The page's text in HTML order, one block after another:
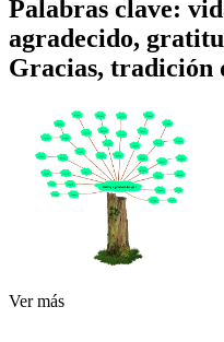
Palabras clave:
agradecido,
Gracias, tradición
Ver más